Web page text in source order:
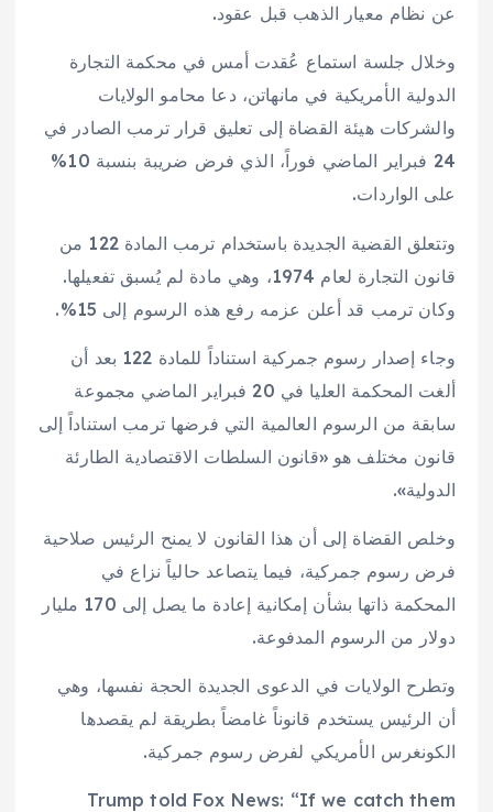
عن نظام معيار الذهب قبل عقود.
وخلال جلسة استماع عُقدت أمس في محكمة التجارة
الدولية الأمريكية في مانهاتن، دعا محامو الولايات
والشركات هيئة القضاة إلى تعليق قرار ترمب الصادر في
24 فبراير الماضي فوراً، الذي فرض ضريبة بنسبة 10%
على الواردات.
وتتعلق القضية الجديدة باستخدام ترمب المادة 122 من
قانون التجارة لعام 1974، وهي مادة لم يُسبق تفعيلها.
وكان ترمب قد أعلن عزمه رفع هذه الرسوم إلى 15%.
وجاء إصدار رسوم جمركية استناداً للمادة 122 بعد أن
ألغت المحكمة العليا في 20 فبراير الماضي مجموعة
سابقة من الرسوم العالمية التي فرضها ترمب استناداً إلى
قانون مختلف هو «قانون السلطات الاقتصادية الطارئة
الدولية».
وخلص القضاة إلى أن هذا القانون لا يمنح الرئيس صلاحية
فرض رسوم جمركية، فيما يتصاعد حالياً نزاع في
المحكمة ذاتها بشأن إمكانية إعادة ما يصل إلى 170 مليار
دولار من الرسوم المدفوعة.
وتطرح الولايات في الدعوى الجديدة الحجة نفسها، وهي
أن الرئيس يستخدم قانوناً غامضاً بطريقة لم يقصدها
الكونغرس الأمريكي لفرض رسوم جمركية.
Trump told Fox News: “If we catch them